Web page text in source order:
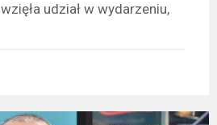
udział w wydarzeniu,